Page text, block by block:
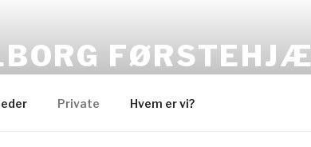
Private Hvem er vi?